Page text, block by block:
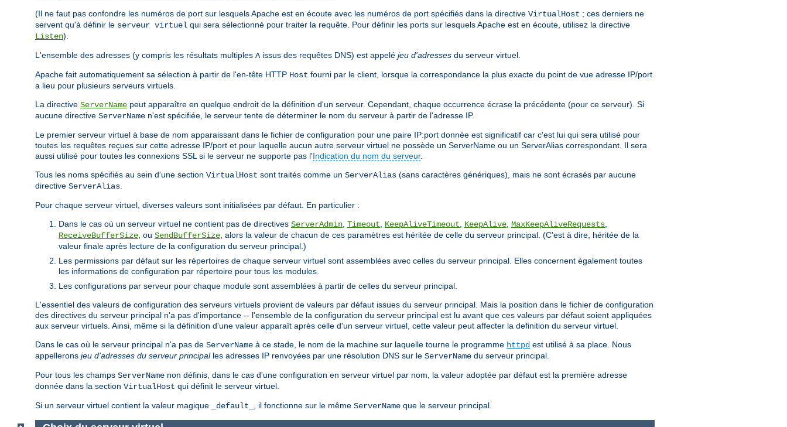
(Il ne faut pas confondre les numéros de port sur lesquels Apache est en écoute avec les numéros de port spécifiés dans la directive VirtualHost ; ces derniers ne
servent qu'à définir le serveur virtuel qui sera sélectionné pour traiter la requête. Pour définir les ports sur lesquels Apache est en écoute, utilisez la directive
Listen).
L'ensemble des adresses (y compris les résultats multiples A issus des requêtes DNS) est appelé jeu d'adresses du serveur virtuel.
Apache fait automatiquement sa sélection à partir de l'en-tête HTTP Host fourni par le client, lorsque la correspondance la plus exacte du point de vue adresse IP/port
a lieu pour plusieurs serveurs virtuels.
La directive ServerName peut apparaître en quelque endroit de la définition d'un serveur. Cependant, chaque occurrence écrase la précédente (pour ce serveur). Si
aucune directive ServerName n'est spécifiée, le serveur tente de déterminer le nom du serveur à partir de l'adresse IP.
Le premier serveur virtuel à base de nom apparaissant dans le fichier de configuration pour une paire IP:port donnée est significatif car c'est lui qui sera utilisé pour
toutes les requêtes reçues sur cette adresse IP/port et pour laquelle aucun autre serveur virtuel ne possède un ServerName ou un ServerAlias correspondant. Il sera
aussi utilisé pour toutes les connexions SSL si le serveur ne supporte pas l'Indication du nom du serveur.
Tous les noms spécifiés au sein d'une section VirtualHost sont traités comme un ServerAlias (sans caractères génériques), mais ne sont écrasés par aucune
directive ServerAlias
Pour chaque serveur virtuel, diverses valeurs sont initialisées par défaut. En particulier :
Dans le cas où un serveur virtuel ne contient pas de directives ServerAdmin Timeout KeepAliveTimeout KeepAlive MaxKeepAliveRequests
ReceiveBufferSize , ou SendBufferSize , alors la valeur de chacun de ces paramètres est héritée de celle du serveur principal. (C'est à dire, héritée de la
valeur finale après lecture de la configuration du serveur principal.)
Les permissions par défaut sur les répertoires de chaque serveur virtuel sont assemblées avec celles du serveur principal. Elles concernent également toutes
les informations de configuration par répertoire pour tous les modules.
Les configurations par serveur pour chaque module sont assemblées à partir de celles du serveur principal.
L'essentiel des valeurs de configuration des serveurs virtuels provient de valeurs par défaut issues du serveur principal. Mais la position dans le fichier de configuration
des directives du serveur principal n'a pas d'importance -- l'ensemble de la configuration du serveur principal est lu avant que ces valeurs par défaut soient appliquées
aux serveur virtuels. Ainsi, même si la définition d'une valeur apparaît après celle d'un serveur virtuel, cette valeur peut affecter la definition du serveur virtuel.
Dans le cas où le serveur principal n'a pas de ServerName à ce stade, le nom de la machine sur laquelle tourne le programme httpd est utilisé à sa place. Nous
appellerons jeu d'adresses du serveur principalles adresses IP renvoyées par une résolution DNS sur le ServerName du serveur principal.
Pour tous les champs ServerName non définis, dans le cas d'une configuration en serveur virtuel par nom, la valeur adoptée par défaut est la première adresse
donnée dans la section VirtualHost qui définit le serveur virtuel.
Si un serveur virtuel contient la valeur magique _default_ , il fonctionne sur le même ServerName que le serveur principal.